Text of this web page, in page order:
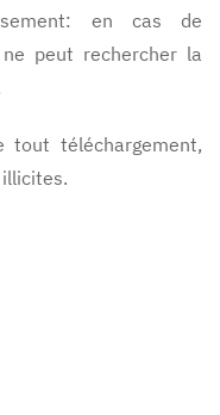
en cas de
peut rechercher la
tout téléchargement,